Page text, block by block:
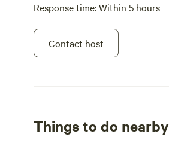
Response time: Within 5 hours
Contact host
Things to do nearby